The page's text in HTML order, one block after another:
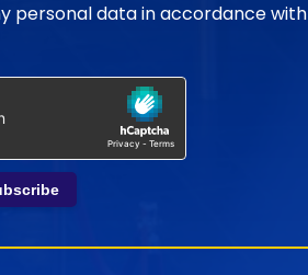
personal data in accordance with